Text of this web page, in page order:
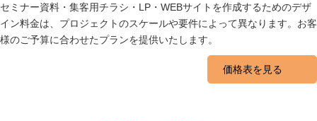
セミナー資料・集客用チラシ・LP・WEBサイトを作成するためのデザ
イン料金は、プロジェクトのスケールや要件によって異なります。お客
様のご予算に合わせたプランを提供いたします。
価格表を見る